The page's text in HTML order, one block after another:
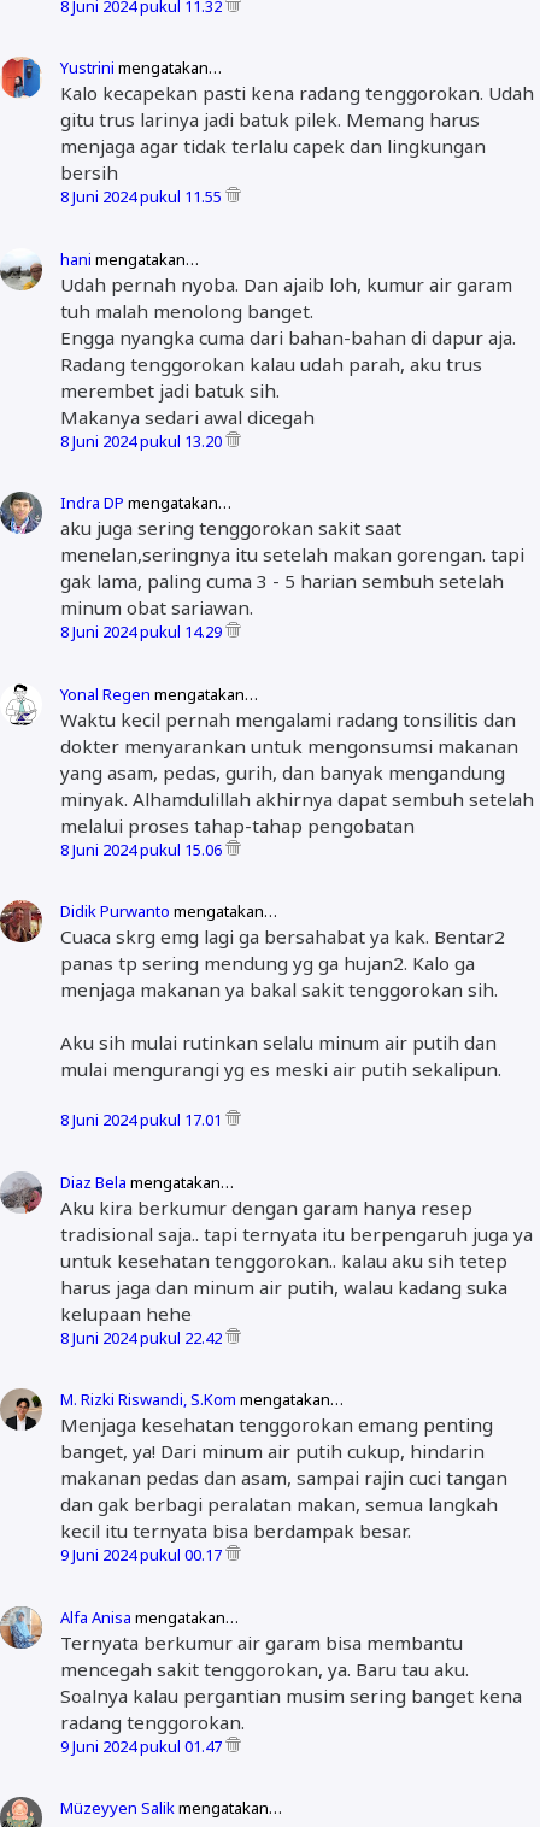
8 Juni 2024 pukul 11.32
Yustrini mengatakan…
Kalo kecapekan pasti kena radang tenggorokan. Udah
gitu trus larinya jadi batuk pilek. Memang harus
menjaga agar tidak terlalu capek dan lingkungan
bersih
8 Juni 2024 pukul 11.55
hani mengatakan…
Udah pernah nyoba. Dan ajaib loh, kumur air garam
tuh malah menolong banget.
Engga nyangka cuma dari bahan-bahan di dapur aja.
Radang tenggorokan kalau udah parah, aku trus
merembet jadi batuk sih.
Makanya sedari awal dicegah
8 Juni 2024 pukul 13.20
Indra DP mengatakan…
aku juga sering tenggorokan sakit saat
menelan,seringnya itu setelah makan gorengan. tapi
gak lama, paling cuma 3 - 5 harian sembuh setelah
minum obat sariawan.
8 Juni 2024 pukul 14.29
Yonal Regen mengatakan…
Waktu kecil pernah mengalami radang tonsilitis dan
dokter menyarankan untuk mengonsumsi makanan
yang asam, pedas, gurih, dan banyak mengandung
minyak. Alhamdulillah akhirnya dapat sembuh setelah
melalui proses tahap-tahap pengobatan
8 Juni 2024 pukul 15.06
Didik Purwanto mengatakan…
Cuaca skrg emg lagi ga bersahabat ya kak. Bentar2
panas tp sering mendung yg ga hujan2. Kalo ga
menjaga makanan ya bakal sakit tenggorokan sih.
Aku sih mulai rutinkan selalu minum air putih dan
mulai mengurangi yg es meski air putih sekalipun.
8 Juni 2024 pukul 17.01
Diaz Bela mengatakan…
Aku kira berkumur dengan garam hanya resep
tradisional saja.. tapi ternyata itu berpengaruh juga ya
untuk kesehatan tenggorokan.. kalau aku sih tetep
harus jaga dan minum air putih, walau kadang suka
kelupaan hehe
8 Juni 2024 pukul 22.42
M. Rizki Riswandi, S.Kom mengatakan…
Menjaga kesehatan tenggorokan emang penting
banget, ya! Dari minum air putih cukup, hindarin
makanan pedas dan asam, sampai rajin cuci tangan
dan gak berbagi peralatan makan, semua langkah
kecil itu ternyata bisa berdampak besar.
9 Juni 2024 pukul 00.17
Alfa Anisa mengatakan…
Ternyata berkumur air garam bisa membantu
mencegah sakit tenggorokan, ya. Baru tau aku.
Soalnya kalau pergantian musim sering banget kena
radang tenggorokan.
9 Juni 2024 pukul 01.47
Müzeyyen Salikmengatakan…